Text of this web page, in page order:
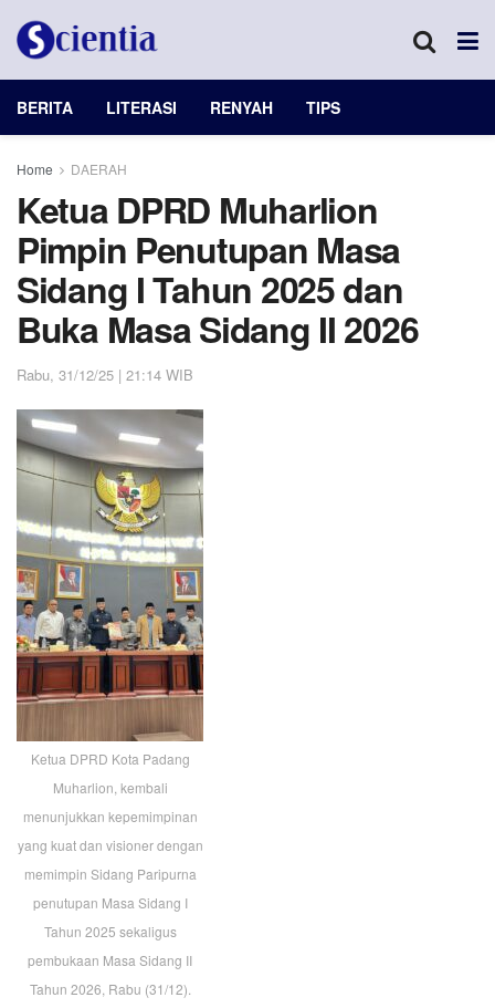
BERITA LITERASI RENYAH TIPS
Home DAERAH
Ketua DPRD Muharlion
Pimpin Penutupan Masa
Sidang I Tahun 2025 dan
Buka Masa Sidang II 2026
Rabu, 31/12/25 | 21:14 WIB
Ketua DPRD Kota Padang
Muharlion, kembali
menunjukkan kepemimpinan
yang kuat dan visioner dengan
memimpin Sidang Paripurna
penutupan Masa Sidang I
Tahun 2025 sekaligus
pembukaan Masa Sidang II
Tahun 2026, Rabu (31/12).